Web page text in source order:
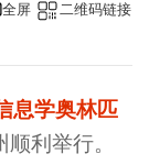
全屏
二维码链接
息学奥林匹
顺利举行。